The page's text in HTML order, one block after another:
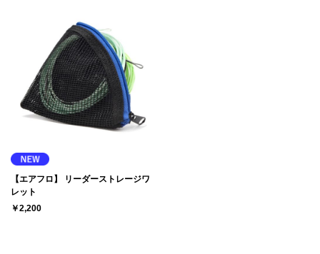
【エアフロ】 リーダーストレージワ
レット
￥2,200